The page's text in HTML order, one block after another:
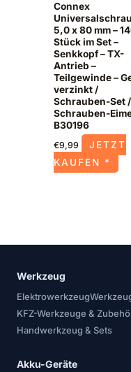
Connex
5,0 x 80 mm –
Stück im Set –
Senkkopf – TX-
Antrieb –
Teilgewinde –
verzinkt /
Schrauben-Set /
Schrauben-
B30196
€9,99
JETZT
KAUFEN *
Werkzeug
Elektrowerkzeug
KFZ-Werkzeuge &
Handwerkzeug & Sets
Akku-Geräte